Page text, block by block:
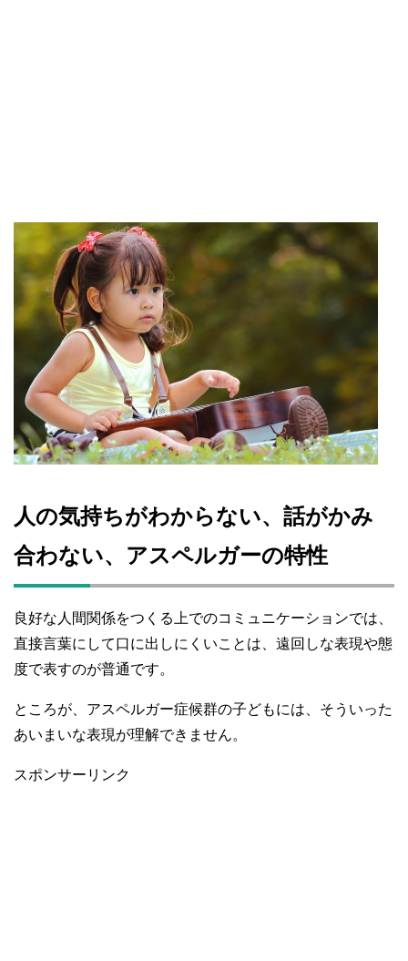
人の気持ちがわからない、話がかみ
合わない、アスペルガーの特性
良好な人間関係をつくる上でのコミュニケーションでは、
直接言葉にして口に出しにくいことは、遠回しな表現や態
度で表すのが普通です。
ところが、アスペルガー症候群の子どもには、そういった
あいまいな表現が理解できません。
スポンサーリンク